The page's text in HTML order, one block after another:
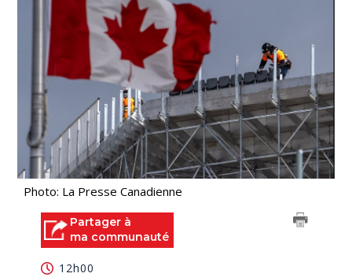
Photo: La Presse Canadienne
Partager à
ma communauté
12h00